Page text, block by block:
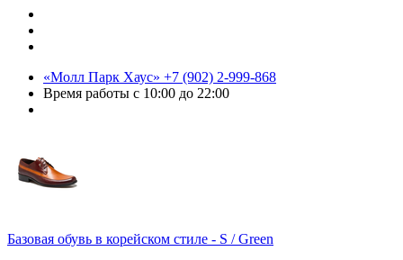
«Молл Парк Хаус» +7 (902) 2-999-868
Время работы с 10:00 до 22:00
Базовая обувь в корейском стиле - S / Green